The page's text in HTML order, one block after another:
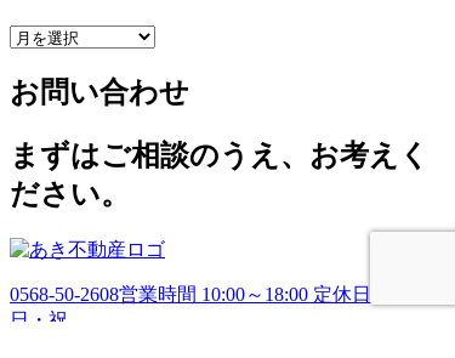
ア
カ
イ
ブ
お問い合わせ
まずはご相談のうえ、お考えく
ださい。
0568-50-2608営業時間 10:00～18:00 定休日 土・
日・祝